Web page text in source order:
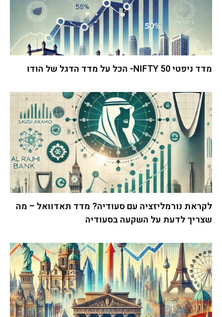
מדד ניפטי 50 NIFTY- הכל על מדד הדגל של הודו
לקראת נורמליזציה עם סעודיה? מדד תאדוואל – מה
שצריך לדעת על השקעה בסעודיה